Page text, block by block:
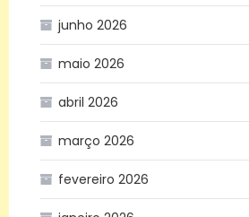
junho 2026
maio 2026
abril 2026
março 2026
fevereiro 2026